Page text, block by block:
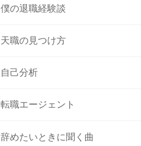
僕の退職経験談
天職の見つけ方
自己分析
転職エージェント
辞めたいときに聞く曲